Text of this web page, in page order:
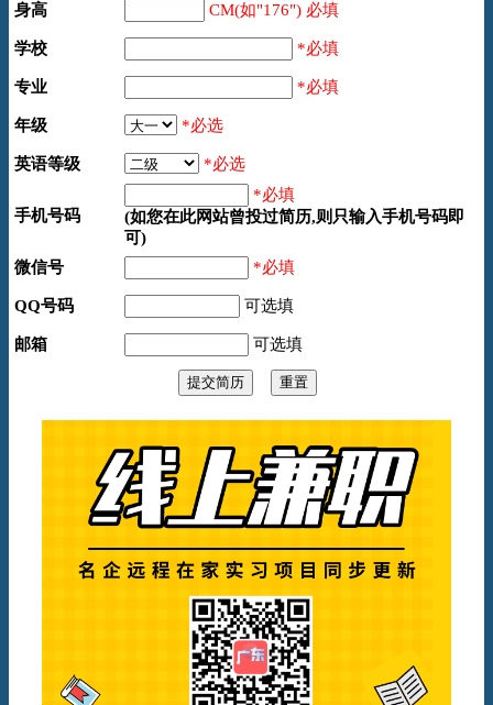
身高 CM(如"176") 必填
学校 *必填
专业 *必填
年级 *必选
英语等级 *必选
手机号码
*必填
(如您在此网站曾投过简历,则只输入手机号码即
可)
微信号
*必填
QQ号码 可选填
邮箱 可选填